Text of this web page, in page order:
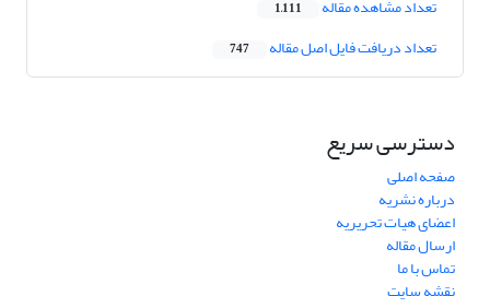
تعداد مشاهده مقاله 1,111
تعداد دریافت فایل اصل مقاله 747
دسترسی سریع
صفحه اصلی
درباره نشریه
اعضای هیات تحریریه
ارسال مقاله
تماس با ما
نقشه سایت